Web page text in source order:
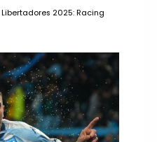
2025: Racing